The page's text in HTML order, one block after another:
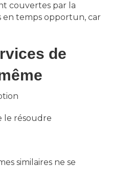
couvertes par la
en temps opportun, car
de
le résoudre
similaires ne se